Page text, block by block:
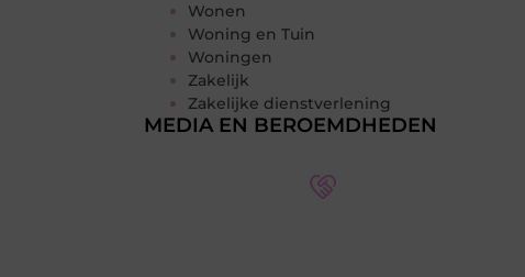
Wonen
Woning en Tuin
Woningen
Zakelijk
Zakelijke dienstverlening
MEDIA EN BEROEMDHEDEN